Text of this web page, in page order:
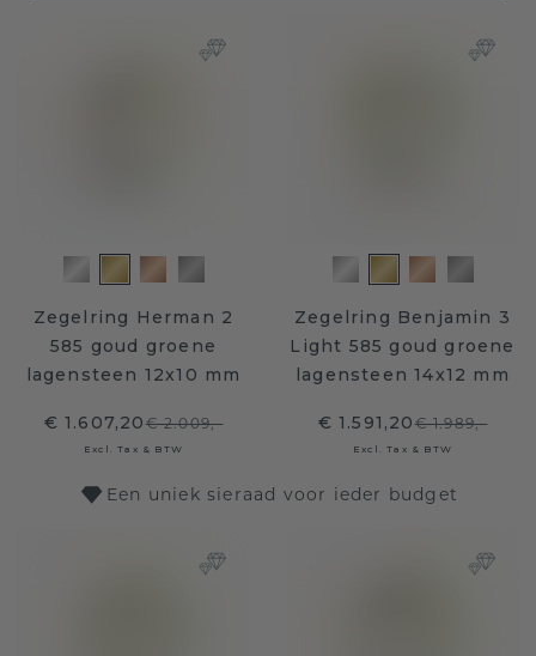
Zegelring Herman 2
585 goud groene
lagensteen 12x10 mm
€ 1.607,20€ 2.009,-
Excl. Tax & BTW
Zegelring Benjamin 3
Light 585 goud groene
lagensteen 14x12 mm
€ 1.591,20€ 1.989,-
Excl. Tax & BTW
Een uniek sieraad voor ieder budget